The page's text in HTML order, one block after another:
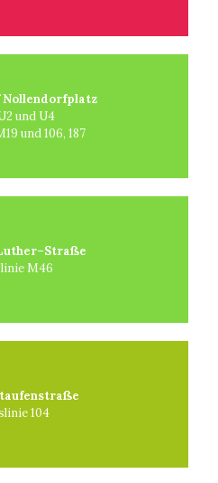
Nollendorfplatz
und U4
und 106, 187
M46
104